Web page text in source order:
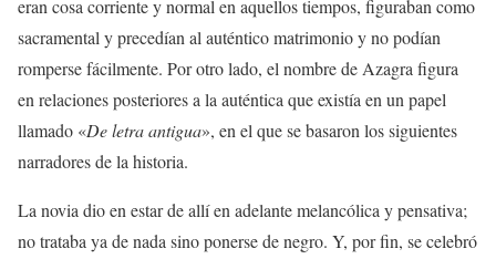
eran cosa corriente y normal en aquellos tiempos, figuraban como
sacramental y precedían al auténtico matrimonio y no podían
romperse fácilmente. Por otro lado, el nombre de Azagra figura
en relaciones posteriores a la auténtica que existía en un papel
llamado «De letra antigua», en el que se basaron los siguientes
narradores de la historia.
La novia dio en estar de allí en adelante melancólica y pensativa;
no trataba ya de nada sino ponerse de negro. Y, por fin, se celebró